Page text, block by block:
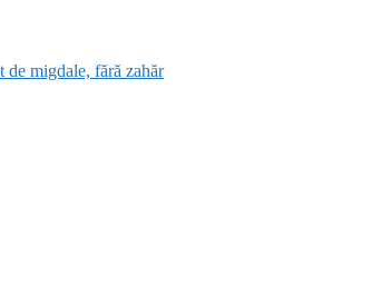
migdale, fără zahăr